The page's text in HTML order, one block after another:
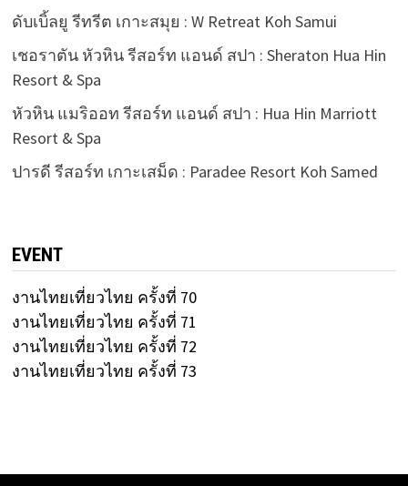
ดับเบิ้ลยู รีทรีต เกาะสมุย : W Retreat Koh Samui
เชอราตัน หัวหิน รีสอร์ท แอนด์ สปา : Sheraton Hua Hin
Resort & Spa
หัวหิน แมริออท รีสอร์ท แอนด์ สปา : Hua Hin Marriott
Resort & Spa
ปารดี รีสอร์ท เกาะเสม็ด : Paradee Resort Koh Samed
EVENT
งานไทยเที่ยวไทย ครั้งที่ 70
งานไทยเที่ยวไทย ครั้งที่ 71
งานไทยเที่ยวไทย ครั้งที่ 72
งานไทยเที่ยวไทย ครั้งที่ 73